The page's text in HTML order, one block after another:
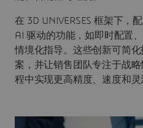
在 3D UNIVERSES 框架下，
AI 驱动的功能，如即时配置
情境化指导。这些创新可简
案，并让销售团队专注于战
程中实现更高精度、速度和灵